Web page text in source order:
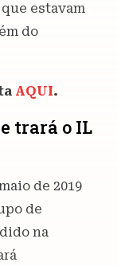
estavam
do
AQUI.
trará o IL
de 2019
de
na